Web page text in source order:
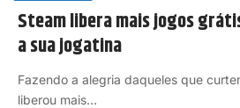
Steam libera mais jogos
a sua jogatina
Fazendo a alegria daqueles que
liberou mais…